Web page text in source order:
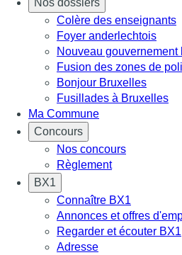
Colère des enseignants
Foyer anderlechtois
Nouveau gouvernement
Fusion des zones de
Bonjour Bruxelles
Fusillades à Bruxelles
Ma Commune
Concours
Nos concours
Règlement
BX1
Connaître BX1
Annonces et offres
Regarder et écouter BX1
Adresse